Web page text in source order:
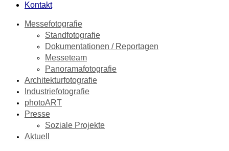
Kontakt
Messefotografie
Standfotografie
Dokumentationen / Reportagen
Messeteam
Panoramafotografie
Architekturfotografie
Industriefotografie
photoART
Presse
Soziale Projekte
Aktuell